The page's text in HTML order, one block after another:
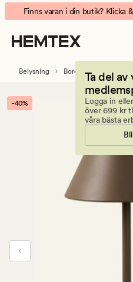
Millie
Batteridriven
bordslampa
brun
Animerad
banner.
Klicka
på
att
pausa.
Finns varan i din butik? Klicka
Ta del av
Logga in
över 699 kr
våra bästa
Belysning Bordslampor
-40%